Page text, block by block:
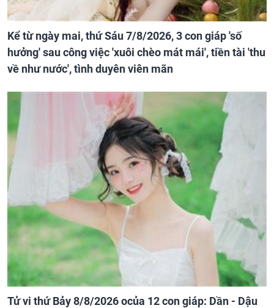
Kể từ ngày mai, thứ Sáu 7/8/2026, 3 con giáp 'số
hưởng' sau công việc 'xuôi chèo mát mái', tiền tài 'thu
về như nước', tình duyên viên mãn
Tử vi thứ Bảy 8/8/2026 ocủa 12 con giáp: Dần - Dậu